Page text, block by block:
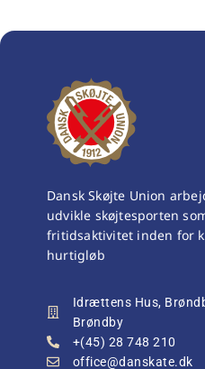
Dansk Skøjte Union
udvikle skøjtesporten
fritidsaktivitet inden for
hurtigløb
Idrættens Hus,
Brøndby
+(45) 28 748 210
office@danskate.dk